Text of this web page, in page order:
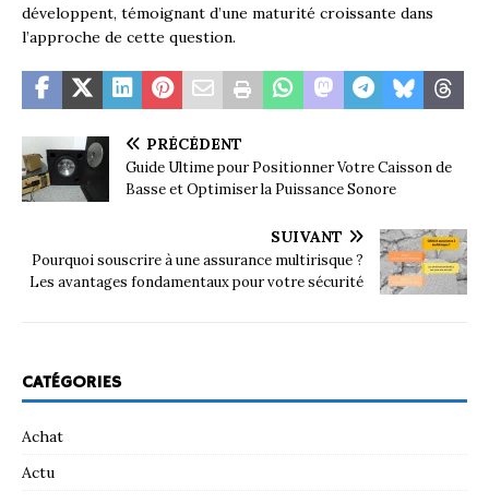
développent, témoignant d’une maturité croissante dans
l’approche de cette question.
PRÉCÉDENT
Guide Ultime pour Positionner Votre Caisson de
Basse et Optimiser la Puissance Sonore
SUIVANT
Pourquoi souscrire à une assurance multirisque ?
Les avantages fondamentaux pour votre sécurité
CATÉGORIES
Achat
Actu